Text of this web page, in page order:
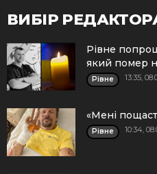
ВИБІР
Рівне
який помер
Рівне 13:35,
«Мені
Рівне 10:34,